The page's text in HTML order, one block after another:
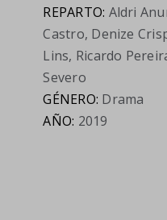
REPARTO: Aldri
Castro, Denize
Lins, Ricardo
Severo
GÉNERO: Drama
AÑO: 2019